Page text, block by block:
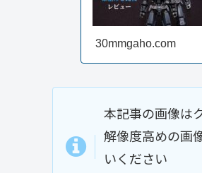
30mmgaho.com
本記事の画像は
解像度高めの画
いください